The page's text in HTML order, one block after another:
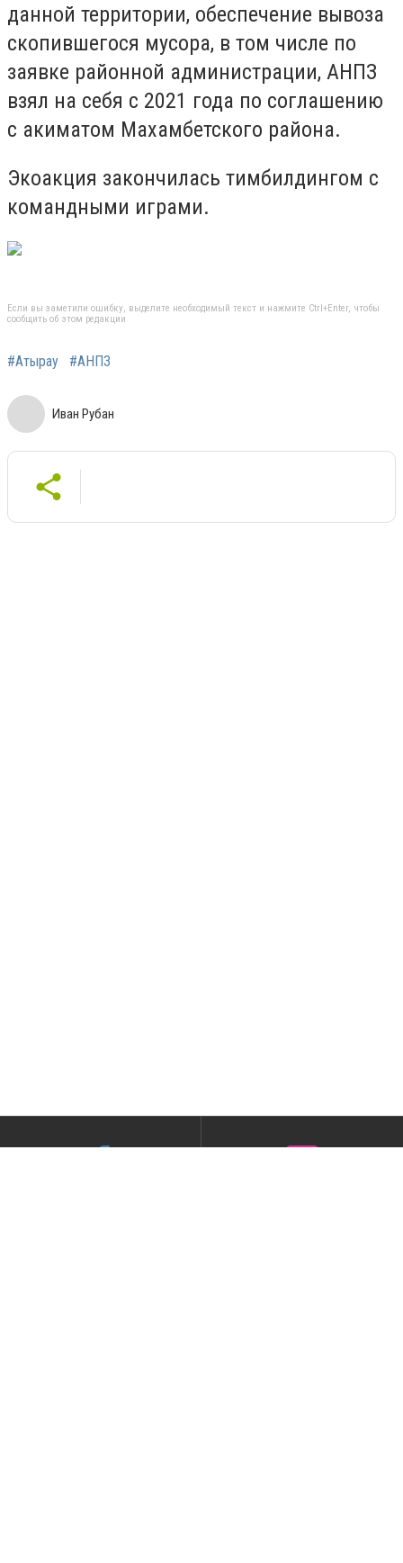
данной территории, обеспечение вывоза
скопившегося мусора, в том числе по
заявке районной администрации, АНПЗ
взял на себя с 2021 года по соглашению
с акиматом Махамбетского района.
Экоакция закончилась тимбилдингом с
командными играми.
Если вы заметили ошибку, выделите необходимый текст и нажмите Ctrl+Enter, чтобы
сообщить об этом редакции
#Атырау #АНПЗ
Иван Рубан